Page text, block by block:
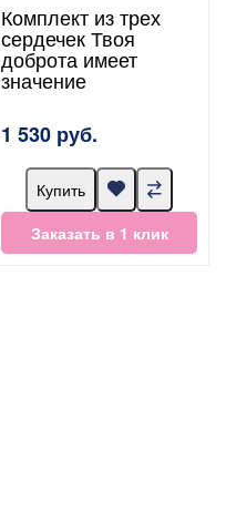
Комплект из трех
сердечек Твоя
доброта имеет
значение
1 530 руб.
Купить
Заказать в 1 клик